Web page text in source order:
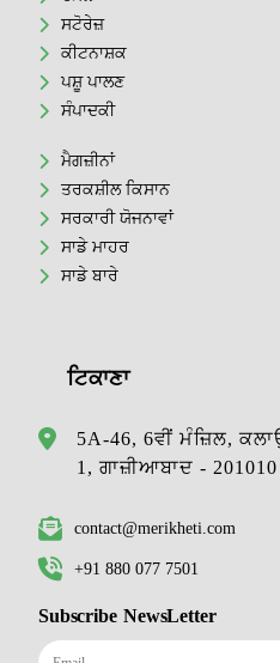
ਸਟੋਰੇਜ਼
ਕੀਟਨਾਸ਼ਕ
ਪਸ਼ੂ ਪਾਲਣ
ਸੰਪਾਦਕੀ
ਮੈਗਜ਼ੀਨਾਂ
ਤਰਕਸ਼ੀਲ ਕਿਸਾਨ
ਸਰਕਾਰੀ ਯੋਜਨਾਵਾਂ
ਸਾਡੇ ਮਾਹਰ
ਸਾਡੇ ਬਾਰੇ
ਟਿਕਾਣਾ
5A-46, 6ਵੀਂ ਮੰਜ਼ਿਲ,
1, ਗਾਜ਼ੀਆਬਾਦ - 201010
contact@merikheti.com
+91 880 077 7501
Subscribe NewsLetter